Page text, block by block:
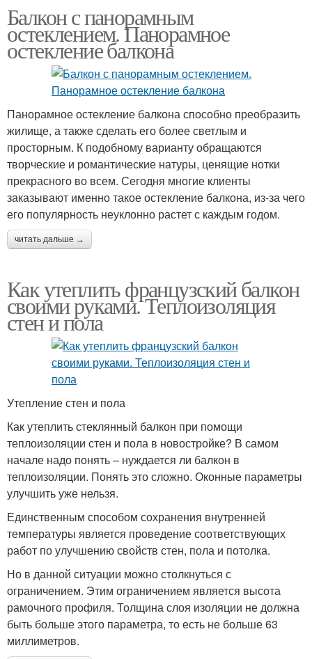
Балкон с панорамным
остеклением. Панорамное
остекление балкона
Панорамное остекление балкона способно преобразить
жилище, а также сделать его более светлым и
просторным. К подобному варианту обращаются
творческие и романтические натуры, ценящие нотки
прекрасного во всем. Сегодня многие клиенты
заказывают именно такое остекление балкона, из-за чего
его популярность неуклонно растет с каждым годом.
читать дальше →
Как утеплить французский балкон
своими руками. Теплоизоляция
стен и пола
Утепление стен и пола
Как утеплить стеклянный балкон при помощи
теплоизоляции стен и пола в новостройке? В самом
начале надо понять – нуждается ли балкон в
теплоизоляции. Понять это сложно. Оконные параметры
улучшить уже нельзя.
Единственным способом сохранения внутренней
температуры является проведение соответствующих
работ по улучшению свойств стен, пола и потолка.
Но в данной ситуации можно столкнуться с
ограничением. Этим ограничением является высота
рамочного профиля. Толщина слоя изоляции не должна
быть больше этого параметра, то есть не больше 63
миллиметров.